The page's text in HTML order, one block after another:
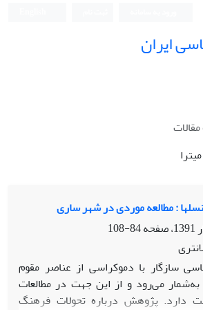
ایران
: مطالعه موردى در شهر سارى
84-108
سازگار با دموکراسى از عناصر مقوم
مى‌رود و از این جهت در مطالعات
دارد. پژوهش درباره تحولات فرهنگ